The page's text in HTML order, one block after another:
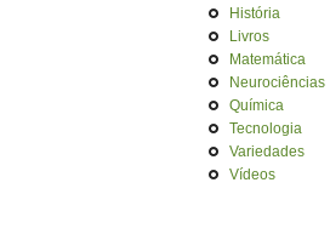
História
Livros
Matemática
Neurociências
Química
Tecnologia
Variedades
Vídeos